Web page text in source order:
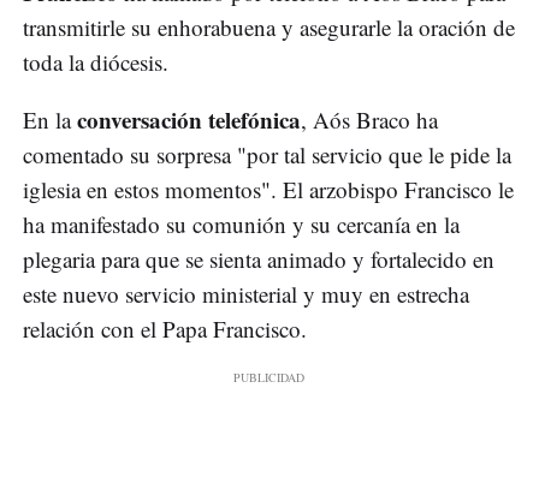
transmitirle su enhorabuena y asegurarle la oración de
toda la diócesis.
En laconversación telefónica, Aós Braco ha
comentado su sorpresa "por tal servicio que le pide la
iglesia en estos momentos". El arzobispo Francisco le
ha manifestado su comunión y su cercanía en la
plegaria para que se sienta animado y fortalecido en
este nuevo servicio ministerial y muy en estrecha
relación con el Papa Francisco.